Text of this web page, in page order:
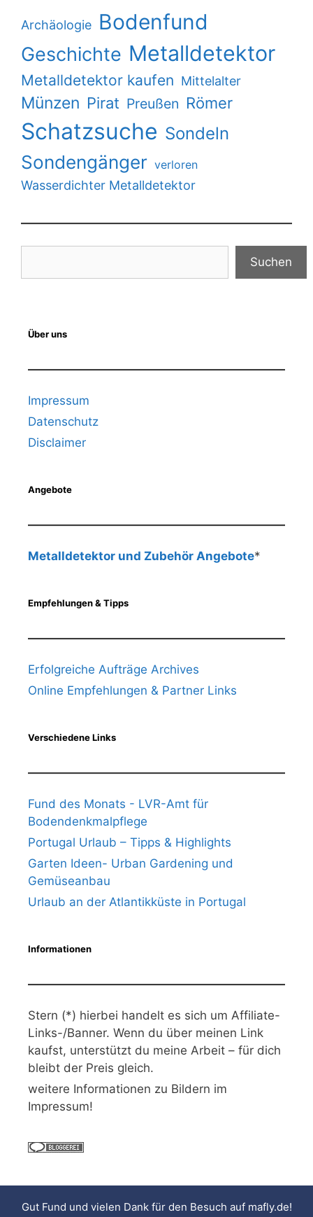
Archäologie Bodenfund
Geschichte Metalldetektor
Metalldetektor kaufen Mittelalter
Münzen Pirat Preußen Römer
Schatzsuche Sondeln
Sondengänger verloren
Wasserdichter Metalldetektor
Suchen
Über uns
Impressum
Datenschutz
Disclaimer
Angebote
Metalldetektor und Zubehör Angebote*
Empfehlungen & Tipps
Erfolgreiche Aufträge Archives
Online Empfehlungen & Partner Links
Verschiedene Links
Fund des Monats - LVR-Amt für
Bodendenkmalpflege
Portugal Urlaub – Tipps & Highlights
Garten Ideen- Urban Gardening und
Gemüseanbau
Urlaub an der Atlantikküste in Portugal
Informationen
Stern (*) hierbei handelt es sich um Affiliate-
Links-/Banner. Wenn du über meinen Link
kaufst, unterstützt du meine Arbeit – für dich
bleibt der Preis gleich.
weitere Informationen zu Bildern im
Impressum!
Gut Fund und vielen Dank für den Besuch auf mafly.de!